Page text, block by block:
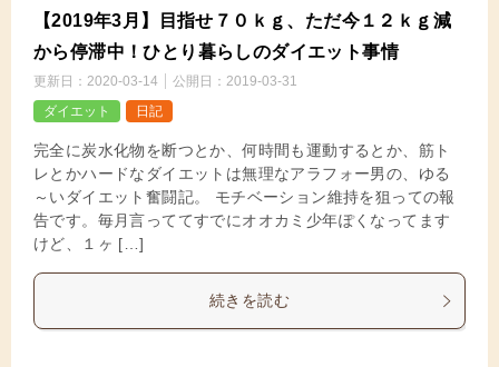
【2019年3月】目指せ７０ｋｇ、ただ今１２ｋｇ減
から停滞中！ひとり暮らしのダイエット事情
更新日： 2020-03-14 公開日： 2019-03-31
ダイエット
日記
完全に炭水化物を断つとか、何時間も運動するとか、筋ト
レとかハードなダイエットは無理なアラフォー男の、ゆる
～いダイエット奮闘記。 モチベーション維持を狙っての報
告です。毎月言っててすでにオオカミ少年ぽくなってます
けど、１ヶ […]
続きを読む